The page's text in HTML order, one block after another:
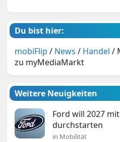
Du bist hier:
mobiFlip / News / Handel /
zu myMediaMarkt
Weitere Neuigkeiten
Ford will 2027
durchstarten
in Mobilität